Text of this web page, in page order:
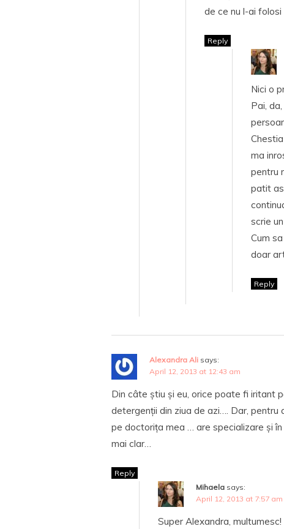
de ce nu l-ai folosi
Reply
Nici o
Pai,
ma
pentru
patit
scrie
Cum
doar
Reply
Alexandra Ali says:
April 12, 2013 at 12:43 am
Din câte știu și eu, orice poate fi iritant
detergenții din ziua de azi…. Dar, pentru
pe doctorița mea … are specializare și
mai clar…
Reply
Mihaela says:
April 12, 2013 at 7:57 am
Super Alexandra, multumesc!